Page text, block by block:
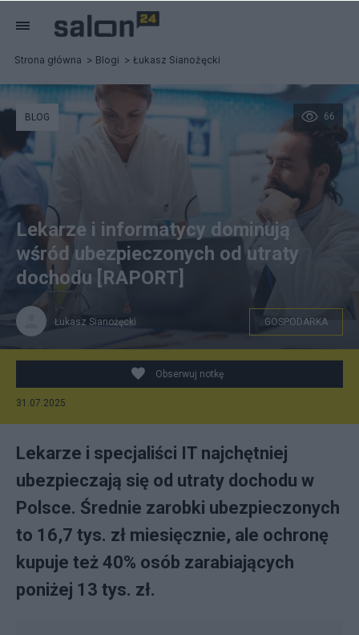
Strona główna Blogi Łukasz Sianożęcki
freepik.com
66
BLOG
Lekarze i informatycy dominują
wśród ubezpieczonych od utraty
dochodu [RAPORT]
Łukasz Sianożęcki GOSPODARKA
Obserwuj notkę
31.07.2025
Lekarze i specjaliści IT najchętniej
ubezpieczają się od utraty dochodu w
Polsce. Średnie zarobki ubezpieczonych
to 16,7 tys. zł miesięcznie, ale ochronę
kupuje też 40% osób zarabiających
poniżej 13 tys. zł.